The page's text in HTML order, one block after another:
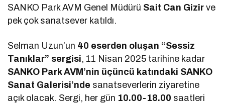
SANKO Park AVM Genel Müdürü Sait Can Gizir ve
pek çok sanatsever katıldı.
Selman Uzun’un 40 eserden oluşan “Sessiz
Tanıklar” sergisi, 11 Nisan 2025 tarihine kadar
SANKO Park AVM’nin üçüncü katındaki SANKO
Sanat Galerisi’nde sanatseverlerin ziyaretine
açık olacak. Sergi, her gün 10.00-18.00 saatleri